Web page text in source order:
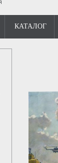
КАТАЛОГ